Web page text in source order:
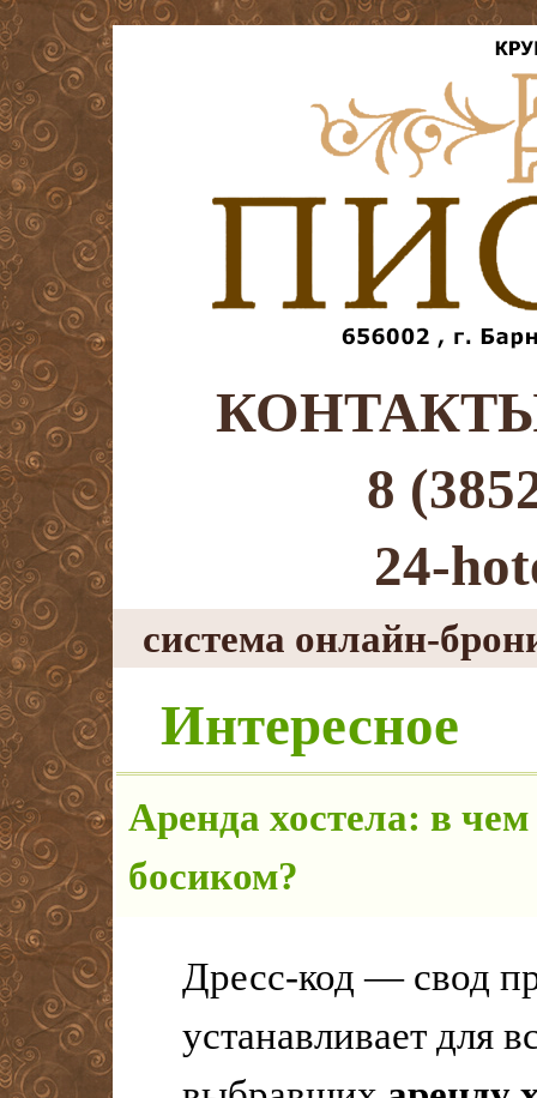
8
24-
система онлайн-
Интересное
Аренда хостела: в
босиком?
Дресс-код — свод
устанавливает для